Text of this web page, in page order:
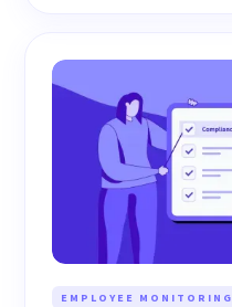
EMPLOYEE MONITORING